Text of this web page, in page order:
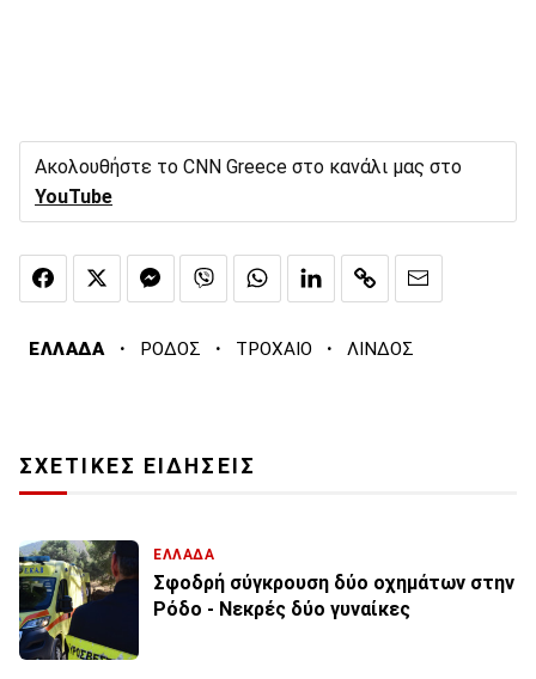
Ακολουθήστε το CNN Greece στο κανάλι μας στο
YouTube
ΕΛΛΑΔΑ · ΡΟΔΟΣ · ΤΡΟΧΑΙΟ · ΛΙΝΔΟΣ
ΣΧΕΤΙΚΕΣ ΕΙΔΗΣΕΙΣ
ΕΛΛΑΔΑ
Σφοδρή σύγκρουση δύο οχημάτων στην
Ρόδο - Νεκρές δύο γυναίκες